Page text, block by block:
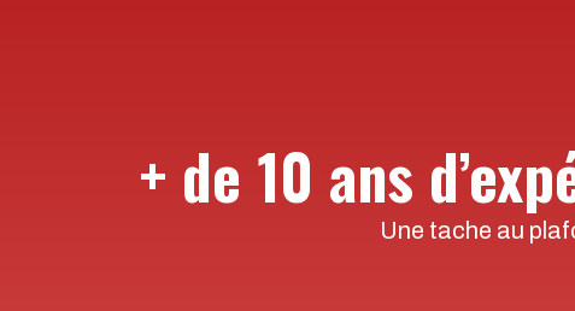
+ de 10 ans
Une tache au